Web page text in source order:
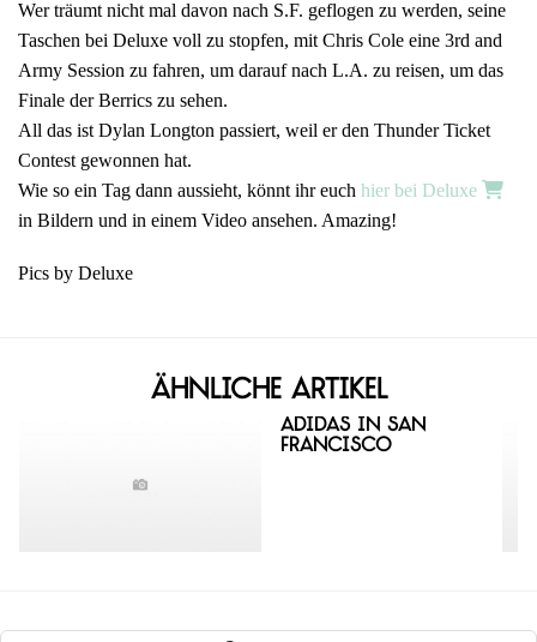
Wer träumt nicht mal davon nach S.F. geflogen zu werden, seine
Taschen bei Deluxe voll zu stopfen, mit Chris Cole eine 3rd and
Army Session zu fahren, um darauf nach L.A. zu reisen, um das
Finale der Berrics zu sehen.
All das ist Dylan Longton passiert, weil er den Thunder Ticket
Contest gewonnen hat.
Wie so ein Tag dann aussieht, könnt ihr euch hier bei Deluxe
in Bildern und in einem Video ansehen. Amazing!
Pics by Deluxe
Ähnliche Artikel
Adidas in San
Francisco